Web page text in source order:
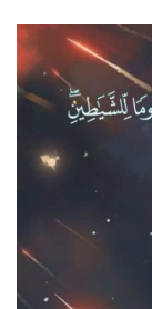
میکنند؟